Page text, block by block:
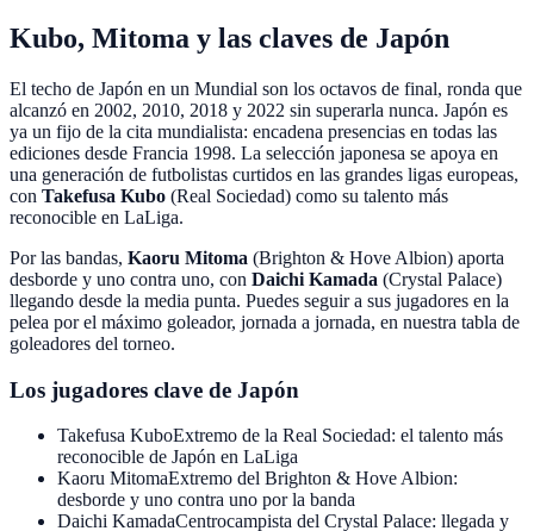
Kubo, Mitoma y las claves de Japón
El techo de Japón en un Mundial son los octavos de final, ronda que
alcanzó en 2002, 2010, 2018 y 2022 sin superarla nunca. Japón es
ya un fijo de la cita mundialista: encadena presencias en todas las
ediciones desde Francia 1998. La selección japonesa se apoya en
una generación de futbolistas curtidos en las grandes ligas europeas,
con Takefusa Kubo (Real Sociedad) como su talento más
reconocible en LaLiga.
Por las bandas, Kaoru Mitoma (Brighton & Hove Albion) aporta
desborde y uno contra uno, con Daichi Kamada (Crystal Palace)
llegando desde la media punta. Puedes seguir a sus jugadores en la
pelea por el máximo goleador, jornada a jornada, en nuestra tabla de
goleadores del torneo.
Los jugadores clave de Japón
Takefusa KuboExtremo de la Real Sociedad: el talento más
reconocible de Japón en LaLiga
Kaoru MitomaExtremo del Brighton & Hove Albion:
desborde y uno contra uno por la banda
Daichi KamadaCentrocampista del Crystal Palace: llegada y